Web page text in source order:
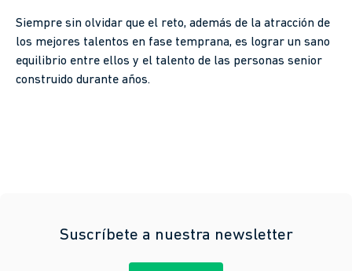
Siempre sin olvidar que el reto, además de la atracción de
los mejores talentos en fase temprana, es lograr un sano
equilibrio entre ellos y el talento de las personas senior
construido durante años.
Suscríbete a nuestra newsletter